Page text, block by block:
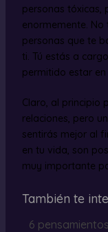
personas tóxicas,
enormemente.
personas que te
ti. Tú estás a
permitido estar en
Claro, al principio
relaciones, pero
sentirás mejor al
en tu vida, son
muy importante
También te
6